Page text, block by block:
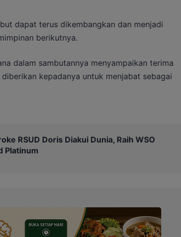
dapat terus dikembangkan dan menjadi
berikutnya.
dalam sambutannya menyampaikan terima
kepadanya untuk menjabat sebagai
RSUD Doris Diakui Dunia, Raih WSO
Platinum